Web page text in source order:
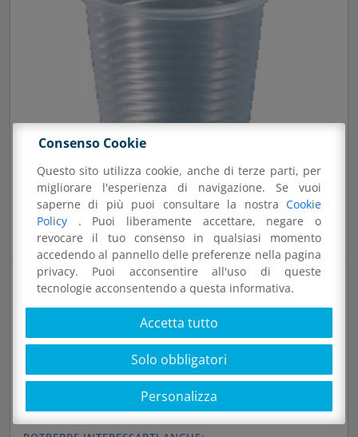
60022 - LF200WPPTS
1 pz bicchieri diam. 70 mm 200 ml 2,6 g PP
trasparente
Consenso Cookie
Questo sito utilizza cookie, anche di terze parti, per
migliorare l'esperienza di navigazione. Se vuoi
saperne di più puoi consultare la nostra Cookie
Policy . Puoi liberamente accettare, negare o
revocare il tuo consenso in qualsiasi momento
accedendo al pannello delle preferenze nella pagina
privacy. Puoi acconsentire all'uso di queste
tecnologie acconsentendo a questa informativa.
Accetta tutto
Solo obbligatori
Personalizza